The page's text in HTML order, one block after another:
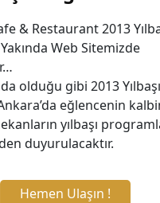
& Restaurant 2013
Web Sitemizde
olduğu gibi 2013 Yılbaşı
eğlencenin
yılbaşı
duyurulacaktır.
Hemen Ulaşın !